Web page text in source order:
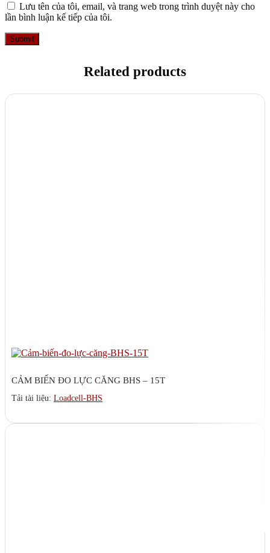
Lưu tên của tôi, email, và trang web trong trình duyệt này cho
lần bình luận kế tiếp của tôi.
Related products
CẢM BIẾN ĐO LỰC CĂNG BHS – 15T
Tải tài liệu: Loadcell-BHS